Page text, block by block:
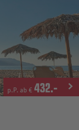
p.P. ab € 432.-